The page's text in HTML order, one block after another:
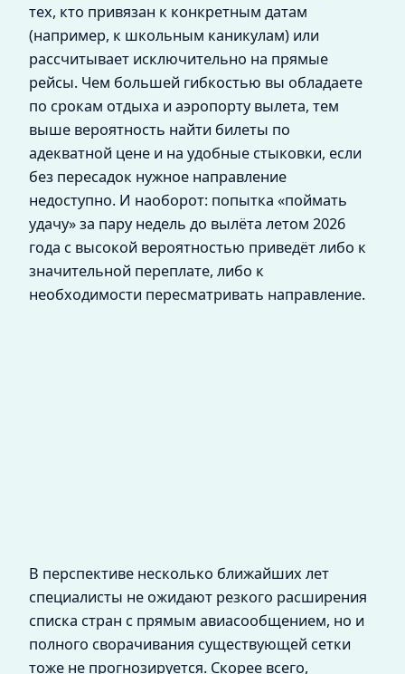
тех, кто привязан к конкретным датам
(например, к школьным каникулам) или
рассчитывает исключительно на прямые
рейсы. Чем большей гибкостью вы обладаете
по срокам отдыха и аэропорту вылета, тем
выше вероятность найти билеты по
адекватной цене и на удобные стыковки, если
без пересадок нужное направление
недоступно. И наоборот: попытка «поймать
удачу» за пару недель до вылёта летом 2026
года с высокой вероятностью приведёт либо к
значительной переплате, либо к
необходимости пересматривать направление.
В перспективе несколько ближайших лет
специалисты не ожидают резкого расширения
списка стран с прямым авиасообщением, но и
полного сворачивания существующей сетки
тоже не прогнозируется. Скорее всего,